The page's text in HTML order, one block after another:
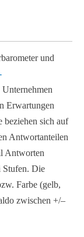
und
Erwartungen
beziehen sich auf
Antwortanteilen
Antworten
Stufen. Die
Farbe (gelb,
zwischen +/–